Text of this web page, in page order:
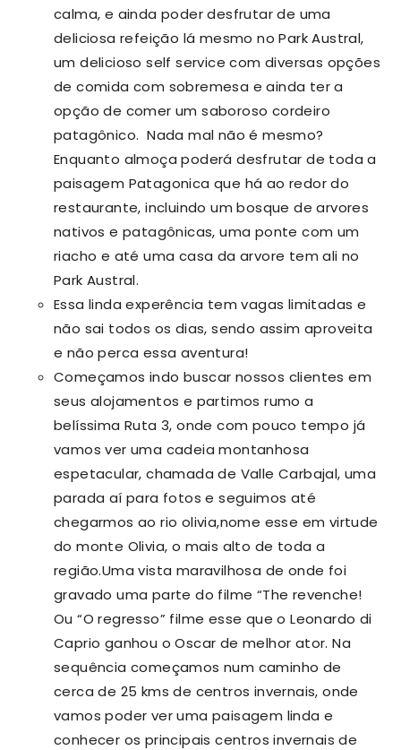
calma, e ainda poder desfrutar de uma
deliciosa refeição lá mesmo no Park Austral,
um delicioso self service com diversas opções
de comida com sobremesa e ainda ter a
opção de comer um saboroso cordeiro
patagônico. Nada mal não é mesmo?
Enquanto almoça poderá desfrutar de toda a
paisagem Patagonica que há ao redor do
restaurante, incluindo um bosque de arvores
nativos e patagônicas, uma ponte com um
riacho e até uma casa da arvore tem ali no
Park Austral.
Essa linda experência tem vagas limitadas e
não sai todos os dias, sendo assim aproveita
e não perca essa aventura!
Começamos indo buscar nossos clientes em
seus alojamentos e partimos rumo a
belíssima Ruta 3, onde com pouco tempo já
vamos ver uma cadeia montanhosa
espetacular, chamada de Valle Carbajal, uma
parada aí para fotos e seguimos até
chegarmos ao rio olivia,nome esse em virtude
do monte Olivia, o mais alto de toda a
região.Uma vista maravilhosa de onde foi
gravado uma parte do filme “The revenche!
Ou “O regresso” filme esse que o Leonardo di
Caprio ganhou o Oscar de melhor ator. Na
sequência começamos num caminho de
cerca de 25 kms de centros invernais, onde
vamos poder ver uma paisagem linda e
conhecer os principais centros invernais de